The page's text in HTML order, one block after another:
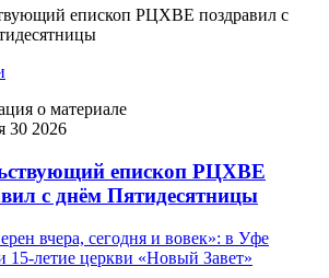
епископ РЦХВЕ поздравил с
о материале
30 2026
епископ РЦХВЕ
с днём Пятидесятницы